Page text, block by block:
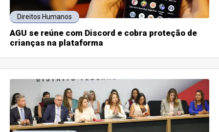
Direitos Humanos
AGU se reúne com Discord e cobra proteção de
crianças na plataforma